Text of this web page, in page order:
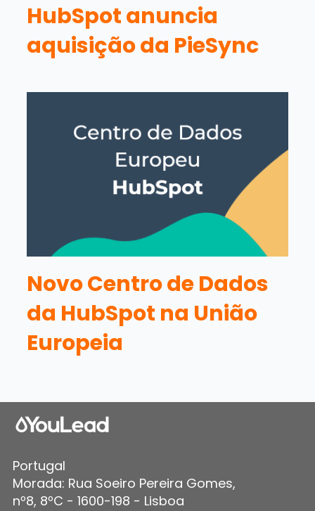
HubSpot anuncia
aquisição da PieSync
Novo Centro de Dados
da HubSpot na União
Europeia
Portugal
Morada: Rua Soeiro Pereira Gomes,
nº8, 8ºC - 1600-198 - Lisboa